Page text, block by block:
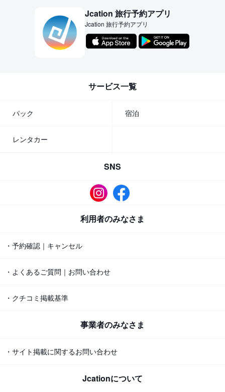
Jcation 旅行予約アプリ
Jcation 旅行予約アプリ
サービス一覧
パック 宿泊
レンタカー
SNS
利用者のみなさま
・予約確認｜キャンセル
・よくあるご質問｜お問い合わせ
・クチコミ掲載基準
事業者のみなさま
・サイト掲載に関するお問い合わせ
Jcationについて